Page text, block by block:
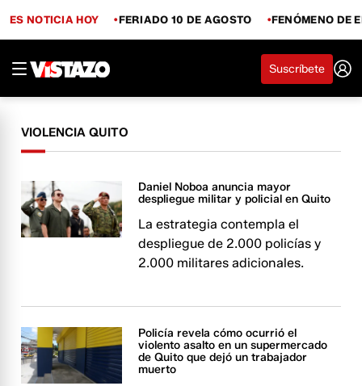
ES NOTICIA HOY FERIADO 10 DE AGOSTO FENÓMENO DE
Suscríbete
VIOLENCIA QUITO
Daniel Noboa anuncia mayor
despliegue militar y policial en Quito
La estrategia contempla el
despliegue de 2.000 policías y
2.000 militares adicionales.
Policía revela cómo ocurrió el
violento asalto en un supermercado
de Quito que dejó un trabajador
muerto